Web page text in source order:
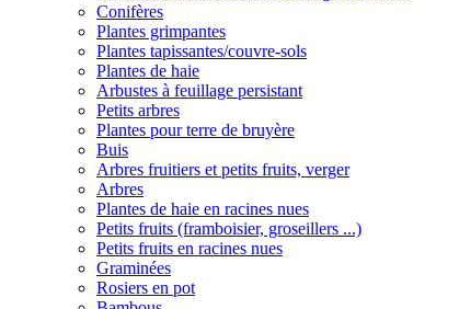
Conifères
Plantes grimpantes
Plantes tapissantes/couvre-sols
Plantes de haie
Arbustes à feuillage persistant
Petits arbres
Plantes pour terre de bruyère
Buis
Arbres fruitiers et petits fruits, verger
Arbres
Plantes de haie en racines nues
Petits fruits (framboisier, groseillers ...)
Petits fruits en racines nues
Graminées
Rosiers en pot